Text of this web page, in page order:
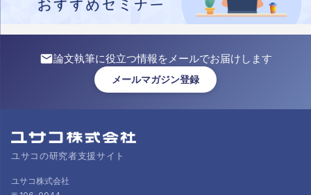
論文執筆に役立つ情報をメールでお届けします
メールマガジン登録
ユサコの研究者支援サイト
ユサコ株式会社